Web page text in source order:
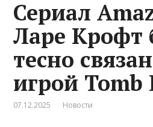
Сериал
Ларе Крофт
тесно
игрой Tomb
07.12.2025 Новости